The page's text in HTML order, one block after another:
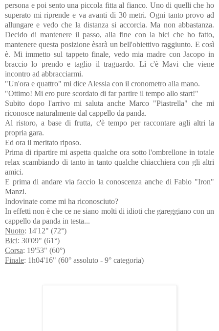
persona e poi sento una piccola fitta al fianco. Uno di quelli che ho
superato mi riprende e va avanti di 30 metri. Ogni tanto provo ad
allungare e vedo che la distanza si accorcia. Ma non abbastanza.
Decido di mantenere il passo, alla fine con la bici che ho fatto,
mantenere questa posizione èsarà un bell'obiettivo raggiunto. E così
è. Mi immetto sul tappeto finale, vedo mia madre con Jacopo in
braccio lo prendo e taglio il traguardo. Lì c'è Mavi che viene
incontro ad abbracciarmi.
"Un'ora e quattro" mi dice Alessia con il cronometro alla mano.
"Ottimo! Mi ero pure scordato di far partire il tempo allo start!"
Subito dopo l'arrivo mi saluta anche Marco "Piastrella" che mi
riconosce naturalmente dal cappello da panda.
Al ristoro, a base di frutta, c'è tempo per raccontare agli altri la
propria gara.
Ed ora il meritato riposo.
Prima di ripartire mi aspetta qualche ora sotto l'ombrellone in totale
relax scambiando di tanto in tanto qualche chiacchiera con gli altri
amici.
E prima di andare via faccio la conoscenza anche di Fabio "Iron"
Manzi.
Indovinate come mi ha riconosciuto?
In effetti non è che ce ne siano molti di idioti che gareggiano con un
cappello da panda in testa...
Nuoto: 14'12" (72°)
Bici: 30'09" (61°)
Corsa: 19'53" (60°)
Finale: 1h04'16" (60° assoluto - 9° categoria)